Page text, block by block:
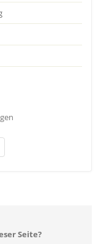
Seite?